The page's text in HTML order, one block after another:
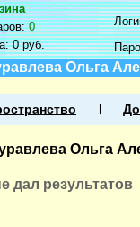
0
0 руб.
Ольга
Ольга
дал результатов